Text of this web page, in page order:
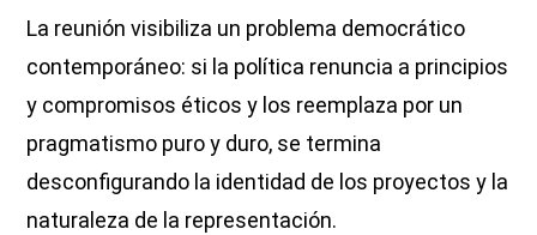
La reunión visibiliza un problema democrático
contemporáneo: si la política renuncia a principios
y compromisos éticos y los reemplaza por un
pragmatismo puro y duro, se termina
desconfigurando la identidad de los proyectos y la
naturaleza de la representación.